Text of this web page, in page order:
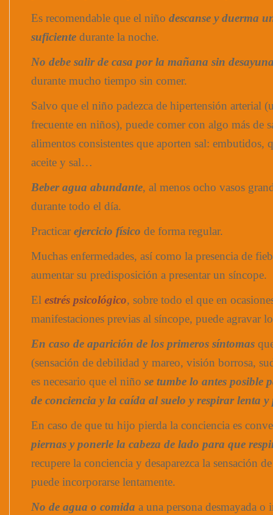
Es recomendable que el niño descanse y duerma
suficiente durante la noche.
No debe salir de casa por la mañana sin
durante mucho tiempo sin comer.
Salvo que el niño padezca de hipertensión arterial
frecuente en niños), puede comer con algo más de
alimentos consistentes que aporten sal: embutidos,
aceite y sal…
Beber agua abundante, al menos ocho vasos
durante todo el día.
Practicar ejercicio físico de forma regular.
Muchas enfermedades, así como la presencia de
aumentar su predisposición a presentar un síncope.
El estrés psicológico, sobre todo el que en
manifestaciones previas al síncope, puede agravar
En caso de aparición de los primeros síntomas
(sensación de debilidad y mareo, visión borrosa,
es necesario que el niño se tumbe lo antes posible
de conciencia y la caída al suelo y respirar lenta
En caso de que tu hijo pierda la conciencia es
piernas y ponerle la cabeza de lado para que
recupere la conciencia y desaparezca la sensación
puede incorporarse lentamente.
No de agua o comida a una persona desmayada o